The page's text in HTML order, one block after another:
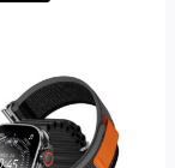
Ce
produit
a